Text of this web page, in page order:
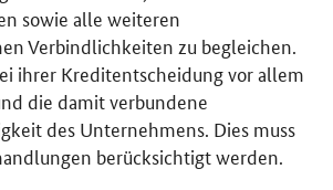
sowie alle weiteren
Verbindlichkeiten zu begleichen.
ihrer Kreditentscheidung vor allem
die damit verbundene
des Unternehmens. Dies muss
berücksichtigt werden.